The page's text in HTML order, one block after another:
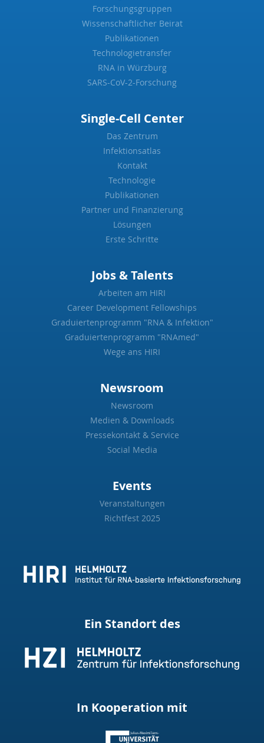
Forschungsgruppen
Wissenschaftlicher Beirat
Publikationen
Technologietransfer
RNA in Würzburg
SARS-CoV-2-Forschung
Single-Cell Center
Das Zentrum
Infektionsatlas
Kontakt
Technologie
Publikationen
Partner und Finanzierung
Lösungen
Erste Schritte
Jobs & Talents
Arbeiten am HIRI
Career Development Fellowships
Graduiertenprogramm "RNA & Infektion"
Graduiertenprogramm "RNAmed"
Wege ans HIRI
Newsroom
Newsroom
Medien & Downloads
Pressekontakt & Service
Social Media
Events
Veranstaltungen
Richtfest 2025
Ein Standort des
In Kooperation mit